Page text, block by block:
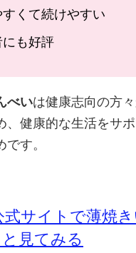
くて続けやすい
も好評
べいは健康志向の方
、健康的な生活をサ
す。
式サイトで薄焼
見てみる